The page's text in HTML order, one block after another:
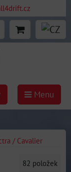
Menu
/ Cavalier
82 položek